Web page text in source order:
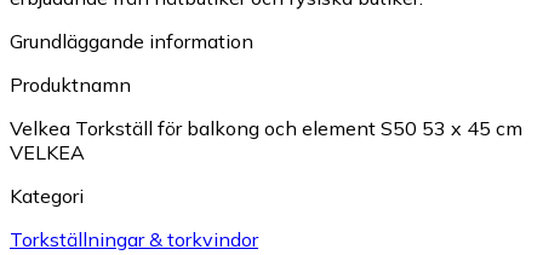
Grundläggande information
Produktnamn
Velkea Torkställ för balkong och element S50 53 x 45 cm
VELKEA
Kategori
Torkställningar & torkvindor